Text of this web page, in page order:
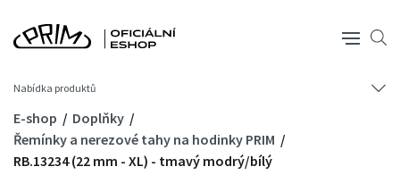
Nabídka produktů
E-shop
Doplňky
Řemínky a nerezové tahy na hodinky PRIM
RB.13234 (22 mm - XL) - tmavý modrý/bílý